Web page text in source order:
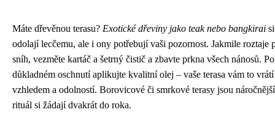
Máte dřevěnou terasu? Exotické dřeviny jako teak nebo bangkirai
odolají lecčemu, ale i ony potřebují vaši pozornost. Jakmile roztaje
sníh, vezměte kartáč a šetrný čistič a zbavte prkna všech nánosů. Po
důkladném oschnutí aplikujte kvalitní olej – vaše terasa vám to
vzhledem a odolností. Borovicové či smrkové terasy jsou
rituál si žádají dvakrát do roka.